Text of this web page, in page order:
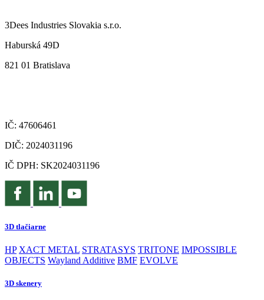
3Dees Industries Slovakia s.r.o.
Haburská 49D
821 01 Bratislava
IČ: 47606461
DIČ: 2024031196
IČ DPH: SK2024031196
3D tlačiarne
HP XACT METAL STRATASYS TRITONE IMPOSSIBLE
OBJECTS Wayland Additive BMF EVOLVE
3D skenery